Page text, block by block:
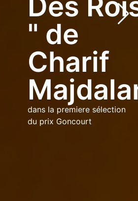
" de
Charif
dans la premiere sélection
du prix Goncourt